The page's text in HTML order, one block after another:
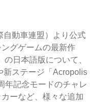
自動車連盟）より公式
グゲームの最新作
の日本語版について、
新ステージ「Acropolis
年記念モードのチャレ
ーなど、様々な追加